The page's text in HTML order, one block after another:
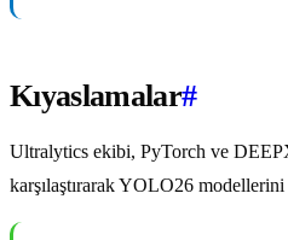
Kıyaslamalar#
Ultralytics ekibi, PyTorch ve
karşılaştırarak YOLO26 modellerini